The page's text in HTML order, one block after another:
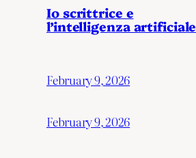
Io scrittrice e
l’intelligenza artificiale
February 9, 2026
February 9, 2026